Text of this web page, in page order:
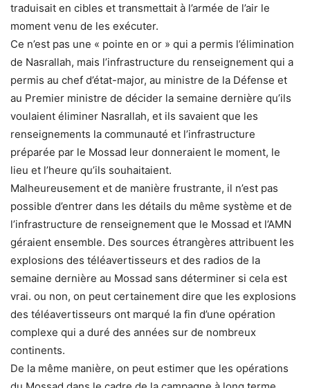
traduisait en cibles et transmettait à l’armée de l’air le
moment venu de les exécuter.
Ce n’est pas une « pointe en or » qui a permis l’élimination
de Nasrallah, mais l’infrastructure du renseignement qui a
permis au chef d’état-major, au ministre de la Défense et
au Premier ministre de décider la semaine dernière qu’ils
voulaient éliminer Nasrallah, et ils savaient que les
renseignements la communauté et l’infrastructure
préparée par le Mossad leur donneraient le moment, le
lieu et l’heure qu’ils souhaitaient.
Malheureusement et de manière frustrante, il n’est pas
possible d’entrer dans les détails du même système et de
l’infrastructure de renseignement que le Mossad et l’AMN
géraient ensemble. Des sources étrangères attribuent les
explosions des téléavertisseurs et des radios de la
semaine dernière au Mossad sans déterminer si cela est
vrai. ou non, on peut certainement dire que les explosions
des téléavertisseurs ont marqué la fin d’une opération
complexe qui a duré des années sur de nombreux
continents.
De la même manière, on peut estimer que les opérations